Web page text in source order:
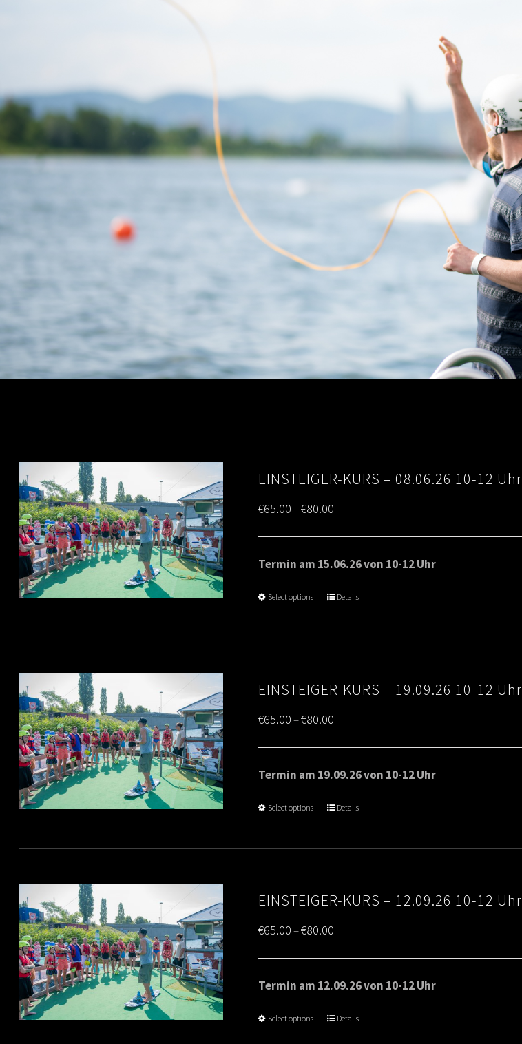
EINSTEIGER-KURS – 08.06.26 10-12 Uhr
€65.00–€80.00
range:
€65.00
Termin am 15.06.26 von 10-12 Uhr
Select options Details
EINSTEIGER-KURS – 19.09.26 10-12 Uhr
€65.00–€80.00
range:
€65.00
Termin am 19.09.26 von 10-12 Uhr
Select options Details
EINSTEIGER-KURS – 12.09.26 10-12 Uhr
€65.00–€80.00
range:
€65.00
Termin am 12.09.26 von 10-12 Uhr
Select options Details